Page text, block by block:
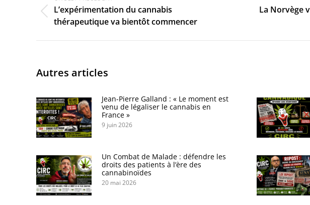
Onglet
précédent
L’expérimentation du cannabis
thérapeutique va bientôt commencer
Onglet
La Norvège
Autres articles
Jean-Pierre Galland : « Le moment est
venu de légaliser le cannabis en
France »
9 juin 2026
Un Combat de Malade : défendre les
droits des patients à l’ère des
cannabinoïdes
20 mai 2026